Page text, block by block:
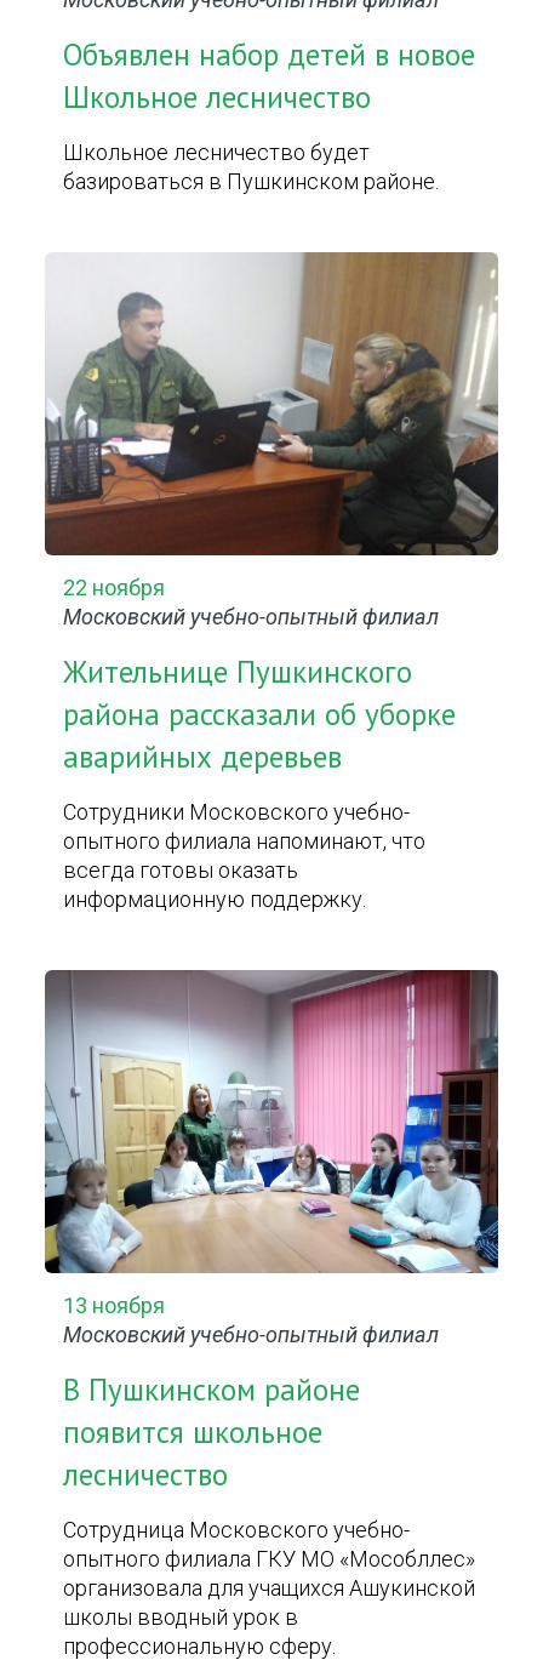
Объявлен набор детей в новое
Школьное лесничество
Школьное лесничество будет
базироваться в Пушкинском районе.
22 ноября
Московский учебно-опытный филиал
Жительнице Пушкинского
района рассказали об уборке
аварийных деревьев
Сотрудники Московского учебно-
опытного филиала напоминают, что
всегда готовы оказать
информационную поддержку.
13 ноября
Московский учебно-опытный филиал
В Пушкинском районе
появится школьное
лесничество
Сотрудница Московского учебно-
опытного филиала ГКУ МО «Мособллес»
организовала для учащихся Ашукинской
школы вводный урок в
профессиональную сферу.